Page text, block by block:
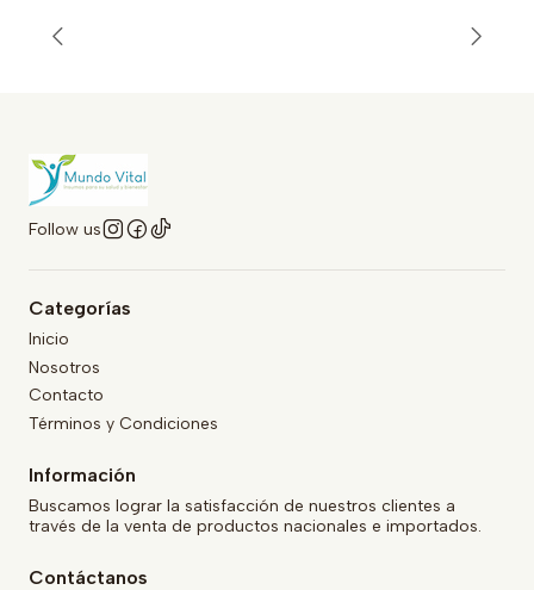
Follow us
Categorías
Inicio
Nosotros
Contacto
Términos y Condiciones
Información
Buscamos lograr la satisfacción de nuestros clientes a
través de la venta de productos nacionales e importados.
Contáctanos